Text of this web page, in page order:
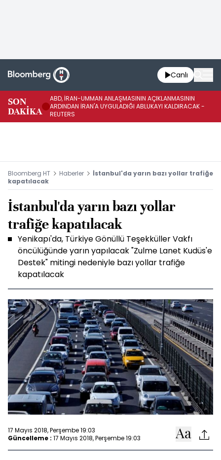
Canlı
SON
DAKİKA
ABD, İRAN-UMMAN ANLAŞMASININ AÇIKLANMASININ
ARDINDAN İRAN'A UYGULADIĞI ABLUKAYI KALDIRACAK -
REUTERS
Bloomberg HT Haberler
İstanbul'da yarın bazı yollar trafiğe
kapatılacak
İstanbul'da yarın bazı yollar
trafiğe kapatılacak
Yenikapı'da, Türkiye Gönüllü Teşekküller Vakfı
öncülüğünde yarın yapılacak "Zulme Lanet Kudüs'e
Destek" mitingi nedeniyle bazı yollar trafiğe
kapatılacak
17 Mayıs 2018, Perşembe 19:03
Güncelleme : 17 Mayıs 2018, Perşembe 19:03